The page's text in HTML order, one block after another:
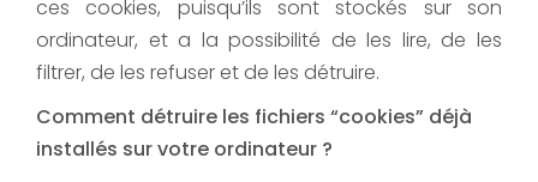
ces cookies, puisqu’ils sont stockés sur son
ordinateur, et a la possibilité de les lire, de les
filtrer, de les refuser et de les détruire.
Comment détruire les fichiers “cookies” déjà
installés sur votre ordinateur ?